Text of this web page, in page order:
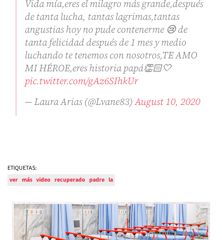
Vida mía,eres el milagro más grande,después
de tanta lucha, tantas lagrimas,tantas
angustias hoy no pude contenerme 😢 de
tanta felicidad después de 1 mes y medio
luchando te tenemos con nosotros,TE AMO
MI HÉROE,eres historia papá👏🏻🤍
pic.twitter.com/gAz6SIhkUr
— Laura Arias (@Lvane83)August 10, 2020
ETIQUETAS:
ver más video recuperado padre la